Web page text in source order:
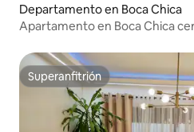
Departamento en Boca Chica
Apartamento en Boca Chica
Superanfitrión
Superanfitrión